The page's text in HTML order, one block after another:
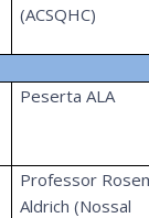
(ACSQHC)
Peserta ALA
Professor
Aldrich (Nossal